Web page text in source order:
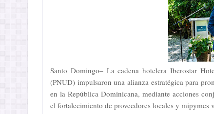
Santo Domingo– La cadena hotelera Iberostar
(PNUD) impulsaron una alianza estratégica para
en la República Dominicana, mediante acciones
el fortalecimiento de proveedores locales y mipymes